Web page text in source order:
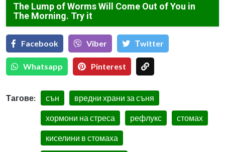
The Lump of Worms Will Come Out of You in
The Morning. Try it
Facebook Viber Тwitter
Whatsapp Pinterest
Тагове: сън вредни храни за съня
хормони на стреса рефлукс стомах
киселини в стомаха